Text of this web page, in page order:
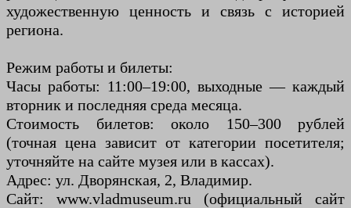
художественную ценность и связь с историей
региона.
Режим работы и билеты:
Часы работы: 11:00–19:00, выходные — каждый
вторник и последняя среда месяца.
Стоимость билетов: около 150–300 рублей
(точная цена зависит от категории посетителя;
уточняйте на сайте музея или в кассах).
Адрес: ул. Дворянская, 2, Владимир.
Сайт: www.vladmuseum.ru (официальный сайт